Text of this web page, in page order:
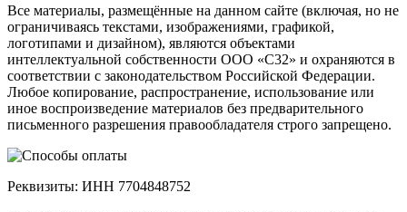
Все материалы, размещённые на данном сайте (включая, но не
ограничиваясь текстами, изображениями, графикой,
логотипами и дизайном), являются объектами
интеллектуальной собственности ООО «С32» и охраняются в
соответствии с законодательством Российской Федерации.
Любое копирование, распространение, использование или
иное воспроизведение материалов без предварительного
письменного разрешения правообладателя строго запрещено.
Реквизиты: ИНН 7704848752